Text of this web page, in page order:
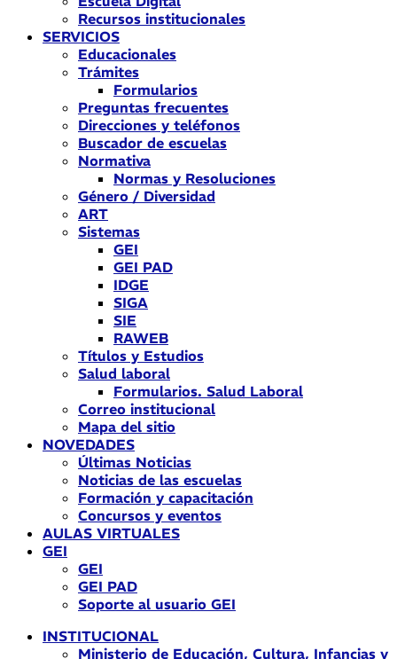
Recursos institucionales
SERVICIOS
Educacionales
Trámites
Formularios
Preguntas frecuentes
Direcciones y teléfonos
Buscador de escuelas
Normativa
Normas y Resoluciones
Género / Diversidad
ART
Sistemas
GEI
GEI PAD
IDGE
SIGA
SIE
RAWEB
Títulos y Estudios
Salud laboral
Formularios. Salud Laboral
Correo institucional
Mapa del sitio
NOVEDADES
Últimas Noticias
Noticias de las escuelas
Formación y capacitación
Concursos y eventos
AULAS VIRTUALES
GEI
GEI
GEI PAD
Soporte al usuario GEI
INSTITUCIONAL
Ministerio de Educación, Cultura, Infancias y